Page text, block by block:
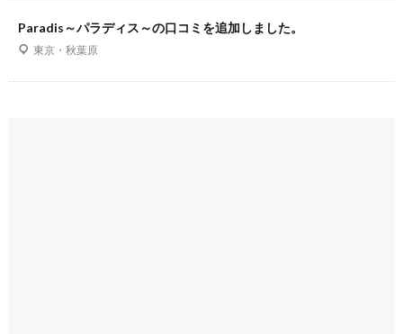
Paradis～パラディス～の口コミを追加しました。
東京・秋葉原